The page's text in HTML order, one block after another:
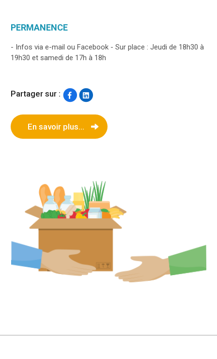
PERMANENCE
- Infos via e-mail ou Facebook - Sur place : Jeudi de 18h30 à
19h30 et samedi de 17h à 18h
Partager sur :
En savoir plus...